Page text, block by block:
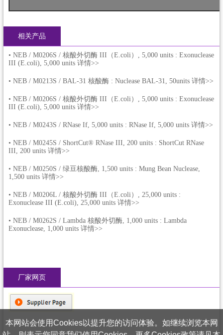
相关产品
• NEB / M0206S / 核酸外切酶 III（E.coli）, 5,000 units : Exonuclease
III (E.coli), 5,000 units 详情>>
• NEB / M0213S / BAL-31 核酸酶 : Nuclease BAL-31, 50units 详情>>
• NEB / M0206S / 核酸外切酶 III（E.coli）, 5,000 units : Exonuclease
III (E.coli), 5,000 units 详情>>
• NEB / M0243S / RNase If, 5,000 units : RNase If, 5,000 units 详情>>
• NEB / M0245S / ShortCut® RNase III, 200 units : ShortCut RNase
III, 200 units 详情>>
• NEB / M0250S / 绿豆核酸酶, 1,500 units : Mung Bean Nuclease,
1,500 units 详情>>
• NEB / M0206L / 核酸外切酶 III（E.coli）, 25,000 units :
Exonuclease III (E.coli), 25,000 units 详情>>
• NEB / M0262S / Lambda 核酸外切酶, 1,000 units : Lambda
Exonuclease, 1,000 units 详情>>
厂家网页
本网站会使用Cookies以提升您的访问体验。如继续浏览本网